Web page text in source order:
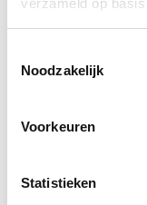
Noodzakelijk
Voorkeuren
Statistieken